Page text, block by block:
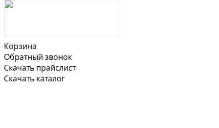
Корзина
Обратный звонок
Скачать прайслист
Скачать каталог